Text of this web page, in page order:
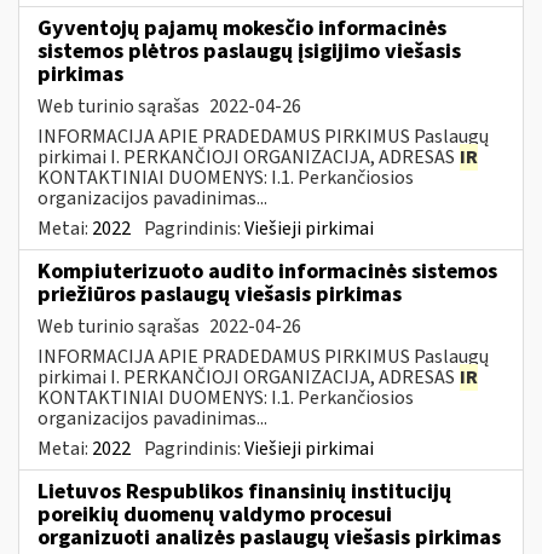
Gyventojų pajamų mokesčio informacinės
sistemos plėtros paslaugų įsigijimo viešasis
pirkimas
Web turinio sąrašas 2022-04-26
INFORMACIJA APIE PRADEDAMUS PIRKIMUS Paslaugų
pirkimai I. PERKANČIOJI ORGANIZACIJA, ADRESAS IR
KONTAKTINIAI DUOMENYS: I.1. Perkančiosios
organizacijos pavadinimas...
Metai: 2022 Pagrindinis:Viešieji pirkimai
Kompiuterizuoto audito informacinės sistemos
priežiūros paslaugų viešasis pirkimas
Web turinio sąrašas 2022-04-26
INFORMACIJA APIE PRADEDAMUS PIRKIMUS Paslaugų
pirkimai I. PERKANČIOJI ORGANIZACIJA, ADRESAS IR
KONTAKTINIAI DUOMENYS: I.1. Perkančiosios
organizacijos pavadinimas...
Metai: 2022 Pagrindinis:Viešieji pirkimai
Lietuvos Respublikos finansinių institucijų
poreikių duomenų valdymo procesui
organizuoti analizės paslaugų viešasis pirkimas